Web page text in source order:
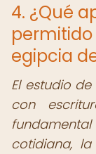
4. ¿Qué
egipcia
El estudio
con
cotidiana,